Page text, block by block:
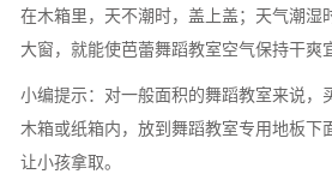
在木箱里，天不潮时，盖上盖；天气潮湿
大窗，就能使芭蕾舞蹈教室空气保持干爽
小编提示：对一般面积的舞蹈教室来说，
木箱或纸箱内，放到舞蹈教室专用地板下
让小孩拿取。